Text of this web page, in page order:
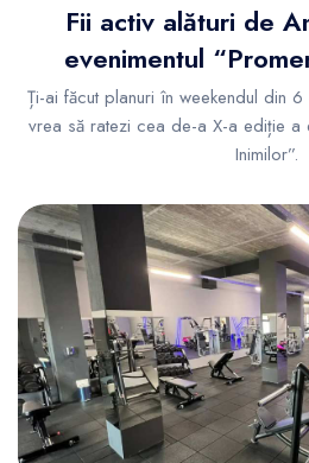
Fii activ alături de
evenimentul
Ți-ai făcut planuri în weekendul din
vrea să ratezi cea de-a X-a ediție a
Inimilor”.